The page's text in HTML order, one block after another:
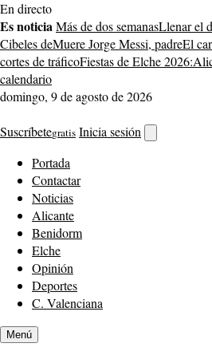
Saltar
al
contenido
En directo
Es noticiaMás de dos semanasLlenar el
Cibeles deMuere Jorge Messi, padreEl
cortes de tráficoFiestas de Elche 2026:
calendario
domingo, 9 de agosto de 2026
Suscríbetegratis Inicia sesión
buscador
Portada
Contactar
Noticias
Alicante
Benidorm
Elche
Opinión
Deportes
C. Valenciana
Menú